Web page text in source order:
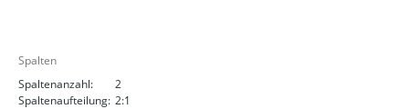
Spalten
Spaltenanzahl:
2
Spaltenaufteilung: 2:1